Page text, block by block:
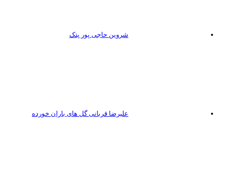
شروین حاجی پور پتک
علیرضا قربانی گل های باران خورده